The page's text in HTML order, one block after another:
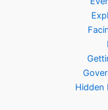
Hidden